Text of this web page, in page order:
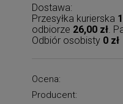
Dostawa:
Przesyłka kurierska
odbiorze 26,00 zł .
Odbiór osobisty 0 zł
Ocena:
Producent: